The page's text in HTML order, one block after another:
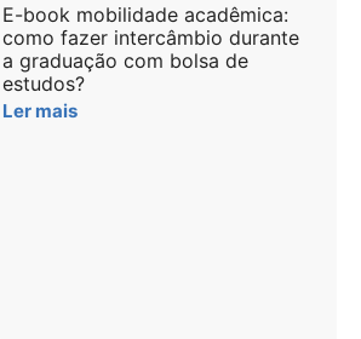
E-book mobilidade acadêmica:
como fazer intercâmbio durante
a graduação com bolsa de
estudos?
Ler mais